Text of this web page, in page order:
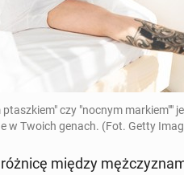
czy "nocnym markiem""
w Twoich genach. (Fot. Getty
między